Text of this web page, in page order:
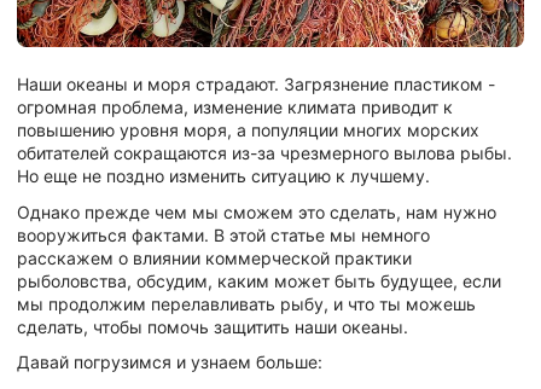
Наши океаны и моря страдают. Загрязнение пластиком -
огромная проблема, изменение климата приводит к
повышению уровня моря, а популяции многих морских
обитателей сокращаются из-за чрезмерного вылова рыбы.
Но еще не поздно изменить ситуацию к лучшему.
Однако прежде чем мы сможем это сделать, нам нужно
вооружиться фактами. В этой статье мы немного
расскажем о влиянии коммерческой практики
рыболовства, обсудим, каким может быть будущее, если
мы продолжим перелавливать рыбу, и что ты можешь
сделать, чтобы помочь защитить наши океаны.
Давай погрузимся и узнаем больше: